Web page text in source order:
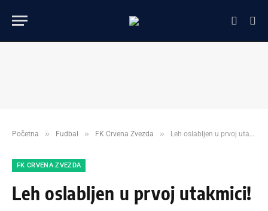
Početna » Fudbal » FK Crvena Zvezda » Leh oslabljen u prvoj utakmici!
FK CRVENA ZVEZDA
Leh oslabljen u prvoj utakmici!